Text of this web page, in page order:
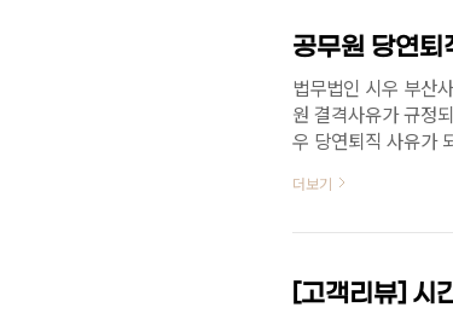
한 오타는 수정하지
법무법인 시우 부산
원 결격사유가 규정
우 당연퇴직 사유가
터 준비를 잘 해야
사상 수상민사·형
더보기